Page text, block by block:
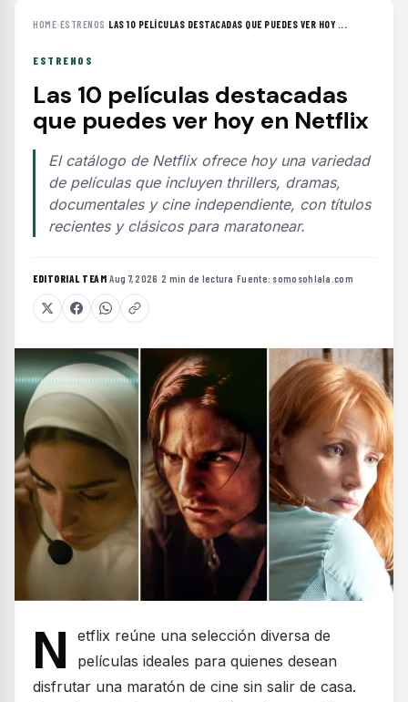
HOME›ESTRENOS ›LAS 10 PELÍCULAS DESTACADAS QUE PUEDES VER HOY ...
ESTRENOS
Las 10 películas destacadas
que puedes ver hoy en Netflix
El catálogo de Netflix ofrece hoy una variedad
de películas que incluyen thrillers, dramas,
documentales y cine independiente, con títulos
recientes y clásicos para maratonear.
EDITORIAL TEAM·Aug 7, 2026 ·2 min de lectura ·Fuente: somosohlala.com
N
etflix reúne una selección diversa de
películas ideales para quienes desean
disfrutar una maratón de cine sin salir de casa.